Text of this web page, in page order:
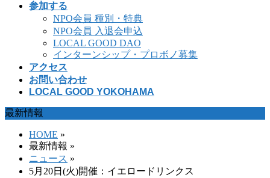
参加する
NPO会員 種別・特典
NPO会員 入退会申込
LOCAL GOOD DAO
インターンシップ・プロボノ募集
アクセス
お問い合わせ
LOCAL GOOD YOKOHAMA
最新情報
HOME »
最新情報 »
ニュース »
5月20日(火)開催：イエロードリンクス